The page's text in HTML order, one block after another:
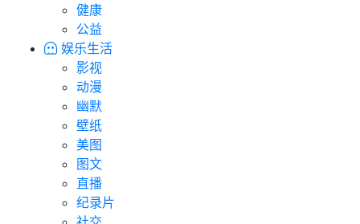
健康
公益
娱乐生活
影视
动漫
幽默
壁纸
美图
图文
直播
纪录片